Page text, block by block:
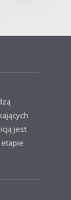
jest